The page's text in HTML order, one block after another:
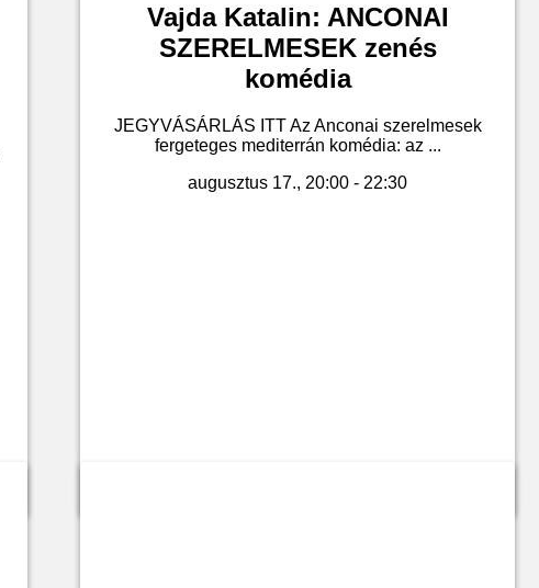
Vajda Katalin: ANCONAI
SZERELMESEK zenés
komédia
JEGYVÁSÁRLÁS ITT Az Anconai szerelmesek
fergeteges mediterrán komédia: az ...
augusztus 17., 20:00 - 22:30